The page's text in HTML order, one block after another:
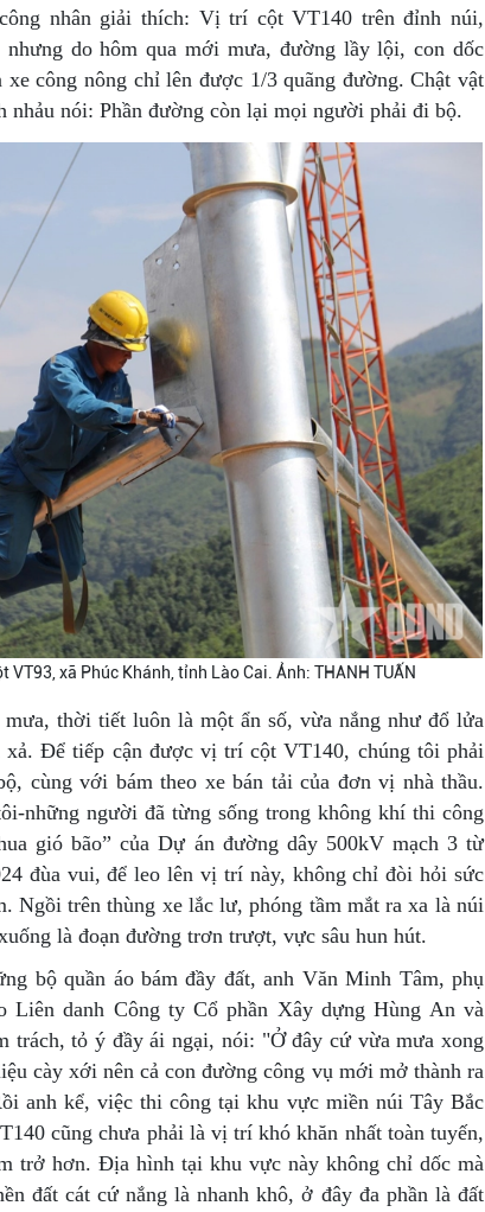
nhân giải thích: Vị trí cột VT140 trên đỉnh núi,
do hôm qua mới mưa, đường lầy lội, con dốc
xe công nông chỉ lên được 1/3 quãng đường. Chật vật
nhảu nói: Phần đường còn lại mọi người phải đi bộ.
xã Phúc Khánh, tỉnh Lào Cai. Ảnh: THANH TUẤN
thời tiết luôn là một ẩn số, vừa nắng như đổ lửa
xả. Để tiếp cận được vị trí cột VT140, chúng tôi phải
cùng với bám theo xe bán tải của đơn vị nhà thầu.
những người đã từng sống trong không khí thi công
gió bão” của Dự án đường dây 500kV mạch 3 từ
đùa vui, để leo lên vị trí này, không chỉ đòi hỏi sức
Ngồi trên thùng xe lắc lư, phóng tầm mắt ra xa là núi
là đoạn đường trơn trượt, vực sâu hun hút.
bộ quần áo bám đầy đất, anh Văn Minh Tâm, phụ
Liên danh Công ty Cổ phần Xây dựng Hùng An và
trách, tỏ ý đầy ái ngại, nói: "Ở đây cứ vừa mưa xong
cày xới nên cả con đường công vụ mới mở thành ra
anh kể, việc thi công tại khu vực miền núi Tây Bắc
cũng chưa phải là vị trí khó khăn nhất toàn tuyến,
trở hơn. Địa hình tại khu vực này không chỉ dốc mà
đất cát cứ nắng là nhanh khô, ở đây đa phần là đất